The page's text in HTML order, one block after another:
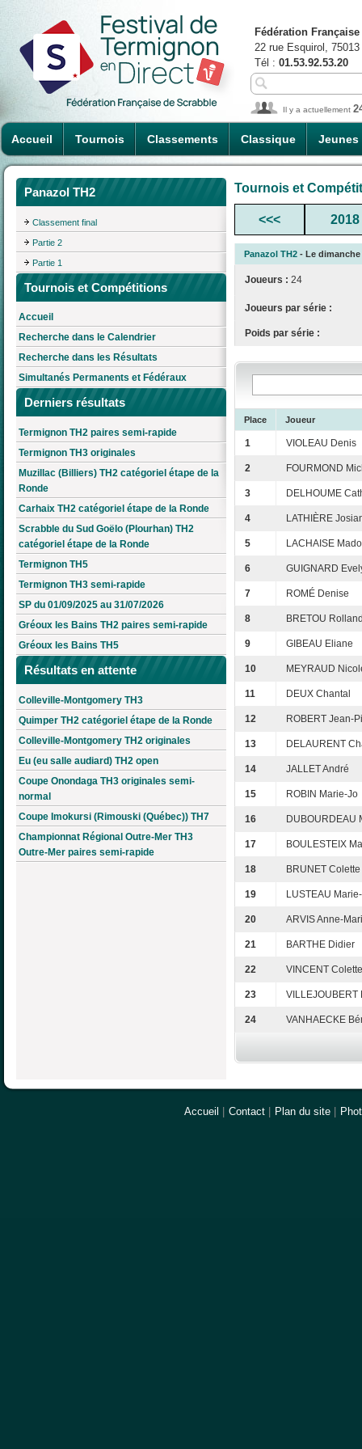
Accueil Tournois Classements Classique Jeunes
Fédération
22 rue Esquirol,
Tél : 01.53.92.53.20
Il y a actuellement
Panazol TH2
Classement final
Partie 2
Partie 1
Tournois et Compétitions
Accueil
Recherche dans le Calendrier
Recherche dans les Résultats
Simultanés Permanents et Fédéraux
Derniers résultats
Termignon TH2 paires semi-rapide
Termignon TH3 originales
Muzillac (Billiers) TH2 catégoriel étape de la
Ronde
Carhaix TH2 catégoriel étape de la Ronde
Scrabble du Sud Goëlo (Plourhan) TH2
catégoriel étape de la Ronde
Termignon TH5
Termignon TH3 semi-rapide
SP du 01/09/2025 au 31/07/2026
Gréoux les Bains TH2 paires semi-rapide
Gréoux les Bains TH5
Résultats en attente
Colleville-Montgomery TH3
Quimper TH2 catégoriel étape de la Ronde
Colleville-Montgomery TH2 originales
Eu (eu salle audiard) TH2 open
Coupe Onondaga TH3 originales semi-
normal
Coupe Imokursi (Rimouski (Québec)) TH7
Championnat Régional Outre-Mer TH3
Outre-Mer paires semi-rapide
Tournois et
<<< 2018
Panazol TH2 - Le dimanche
Joueurs : 24
Joueurs par série :
Poids par série :
Place Joueur
1 VIOLEAU Denis
2 FOURMOND
3 DELHOUME
4 LATHIÈRE
5 LACHAISE Mado
6 GUIGNARD
7 ROMÉ Denise
8 BRETOU
9 GIBEAU Eliane
10 MEYRAUD
11 DEUX Chantal
12 ROBERT Jean-
13 DELAURENT
14 JALLET André
15 ROBIN Marie-Jo
16 DUBOURDEAU
17 BOULESTEIX
18 BRUNET Colette
19 LUSTEAU
20 ARVIS Anne-
21 BARTHE Didier
22 VINCENT Colette
23 VILLEJOUBERT
24 VANHAECKE
Accueil Contact Plan du site